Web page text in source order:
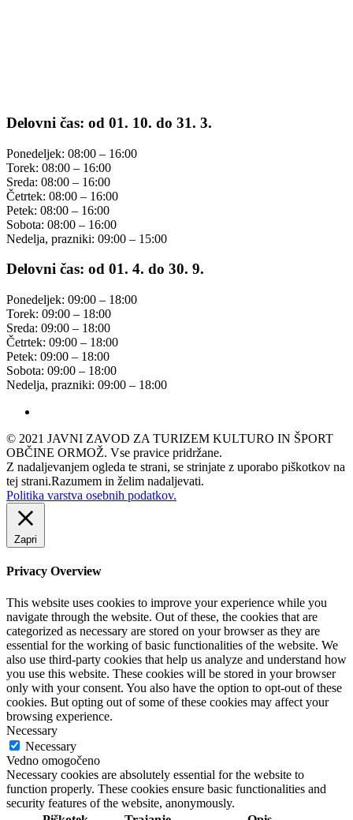
Delovni čas: od 01. 10. do 31. 3.
Ponedeljek: 08:00 – 16:00
Torek: 08:00 – 16:00
Sreda: 08:00 – 16:00
Četrtek: 08:00 – 16:00
Petek: 08:00 – 16:00
Sobota: 08:00 – 16:00
Nedelja, prazniki: 09:00 – 15:00
Delovni čas: od 01. 4. do 30. 9.
Ponedeljek: 09:00 – 18:00
Torek: 09:00 – 18:00
Sreda: 09:00 – 18:00
Četrtek: 09:00 – 18:00
Petek: 09:00 – 18:00
Sobota: 09:00 – 18:00
Nedelja, prazniki: 09:00 – 18:00
© 2021 JAVNI ZAVOD ZA TURIZEM KULTURO IN ŠPORT
OBČINE ORMOŽ. Vse pravice pridržane.
Z nadaljevanjem ogleda te strani, se strinjate z uporabo piškotkov na
tej strani.Razumem in želim nadaljevati.
Politika varstva osebnih podatkov.
Zapri
Privacy Overview
This website uses cookies to improve your experience while you
navigate through the website. Out of these, the cookies that are
categorized as necessary are stored on your browser as they are
essential for the working of basic functionalities of the website. We
also use third-party cookies that help us analyze and understand how
you use this website. These cookies will be stored in your browser
only with your consent. You also have the option to opt-out of these
cookies. But opting out of some of these cookies may affect your
browsing experience.
Necessary
Necessary
Vedno omogočeno
Necessary cookies are absolutely essential for the website to
function properly. These cookies ensure basic functionalities and
security features of the website, anonymously.